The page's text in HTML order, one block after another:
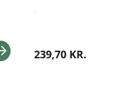
.
239,70 KR.